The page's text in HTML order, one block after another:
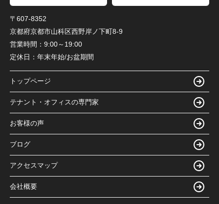
〒607-8352
京都府京都市山科区西野岸ノ下町8-9
営業時間： 9:00～19:00
定休日： 年末年始/お盆期間
トップページ
テナント・オフィスの専門家
お客様の声
ブログ
アクセスマップ
会社概要